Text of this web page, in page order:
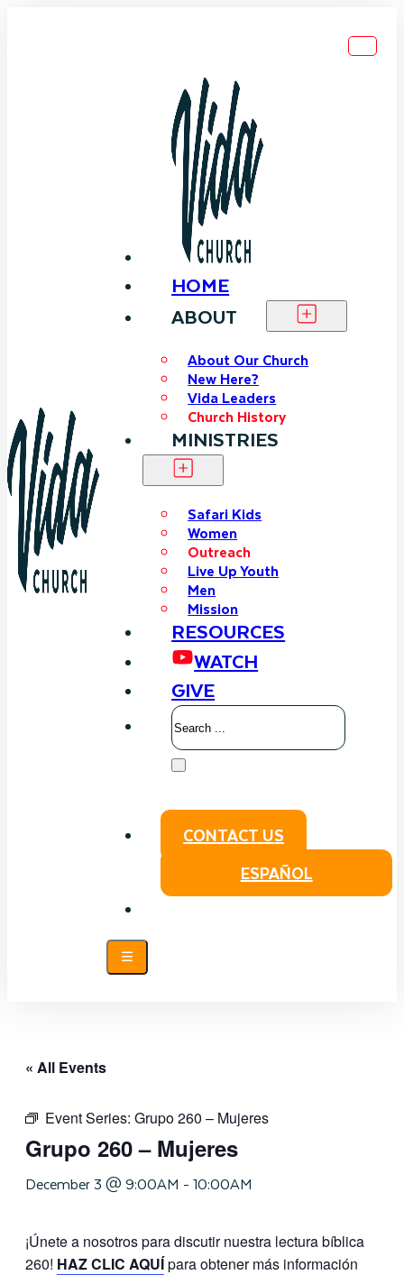
HOME
ABOUT
About Our Church
New Here?
Vida Leaders
Church History
MINISTRIES
Safari Kids
Women
Outreach
Live Up Youth
Men
Mission
RESOURCES
WATCH
GIVE
Search
CONTACT US
ESPAÑOL
« All Events
Event Series: Grupo 260 – Mujeres
Grupo 260 – Mujeres
December 3 @ 9:00AM - 10:00AM
¡Únete a nosotros para discutir nuestra lectura bíblica
260! HAZ CLIC AQUÍpara obtener más información